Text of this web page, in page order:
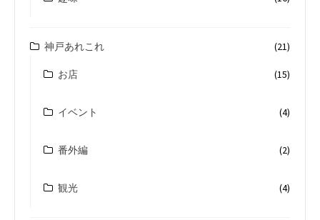
神戸あれこれ (21)
お店 (15)
イベント (4)
番外編 (2)
観光 (4)